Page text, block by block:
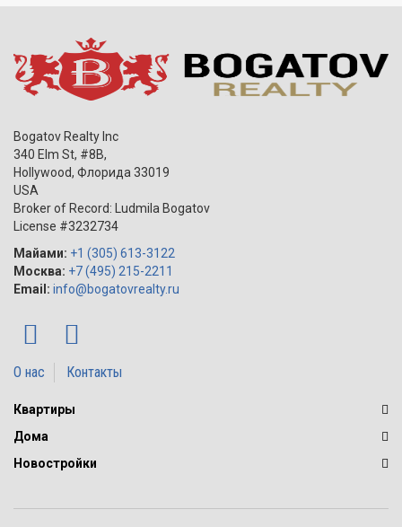
Bogatov Realty Inc
340 Elm St, #8B,
Hollywood, Флорида 33019
USA
Broker of Record: Ludmila Bogatov
License #3232734
Майами: +1 (305) 613-3122
Москва: +7 (495) 215-2211
Email: info@bogatovrealty.ru
О нас Контакты
Квартиры
Дома
Новостройки